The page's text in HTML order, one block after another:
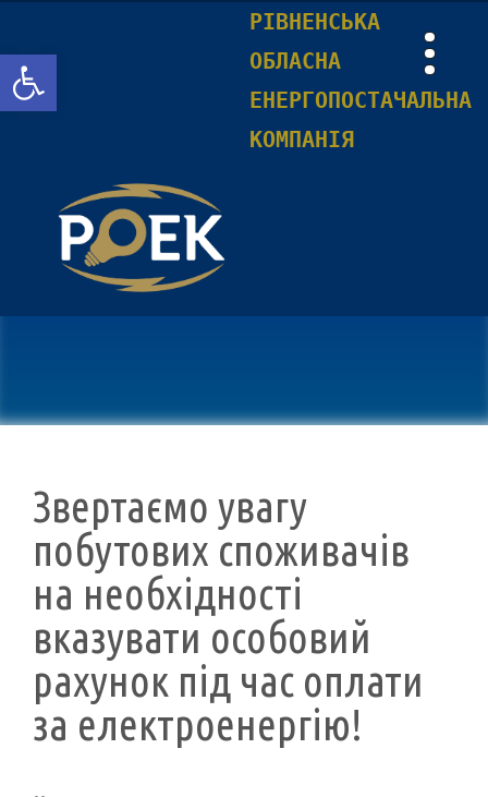
Відкрити Панель інструментів
РІВНЕНСЬКА
ОБЛАСНА
ЕНЕРГОПОСТАЧАЛЬНА
КОМПАНІЯ
Звертаємо увагу
побутових споживачів
на необхідності
вказувати особовий
рахунок під час оплати
за електроенергію!